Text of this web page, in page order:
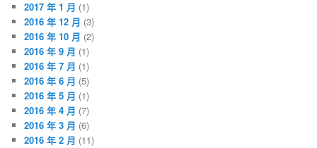
2017 年 1 月 (1)
2016 年 12 月 (3)
2016 年 10 月 (2)
2016 年 9 月 (1)
2016 年 7 月 (1)
2016 年 6 月 (5)
2016 年 5 月 (1)
2016 年 4 月 (7)
2016 年 3 月 (6)
2016 年 2 月 (11)